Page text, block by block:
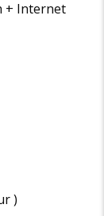
+ Internet
)